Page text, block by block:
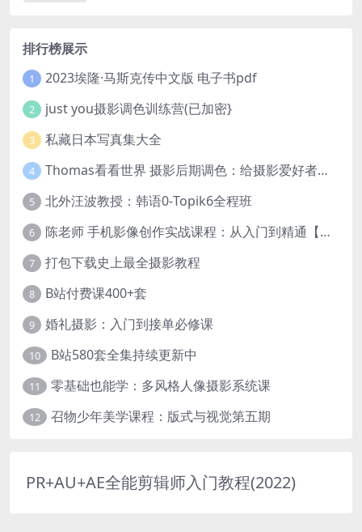
排行榜展示
1 2023埃隆·马斯克传中文版 电子书pdf
2 just you摄影调色训练营(已加密}
3 私藏日本写真集大全
4 Thomas看看世界 摄影后期调色：给摄影爱好者的色彩课 网盘下载
5 北外汪波教授：韩语0-Topik6全程班
6 陈老师 手机影像创作实战课程：从入门到精通【完结】
7 打包下载史上最全摄影教程
8 B站付费课400+套
9 婚礼摄影：入门到接单必修课
10 B站580套全集持续更新中
11 零基础也能学：多风格人像摄影系统课
12 召物少年美学课程：版式与视觉第五期
PR+AU+AE全能剪辑师入门教程(2022)